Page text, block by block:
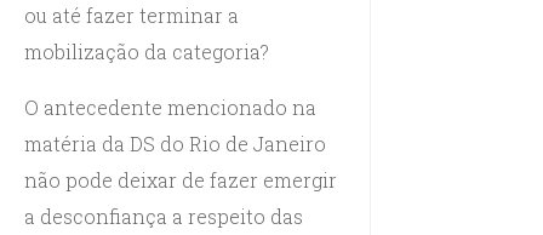
ou até fazer terminar a
mobilização da categoria?
O antecedente mencionado na
matéria da DS do Rio de Janeiro
não pode deixar de fazer emergir
a desconfiança a respeito das